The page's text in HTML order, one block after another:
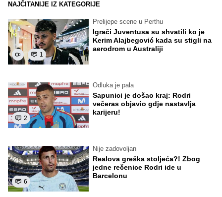
NAJČITANIJE IZ KATEGORIJE
1
Prelijepe scene u Perthu
Igrači Juventusa su shvatili ko je
Kerim Alajbegović kada su stigli na
aerodrom u Australiji
2
Odluka je pala
Sapunici je došao kraj: Rodri
večeras objavio gdje nastavlja
karijeru!
6
Nije zadovoljan
Realova greška stoljeća?! Zbog
jedne rečenice Rodri ide u
Barcelonu